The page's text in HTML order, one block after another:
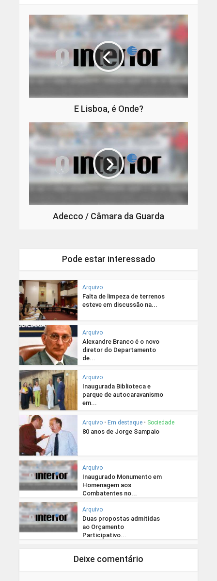
E Lisboa, é Onde?
Adecco / Câmara da Guarda
Pode estar interessado
Arquivo
Falta de limpeza de terrenos
esteve em discussão na...
Arquivo
Alexandre Branco é o novo
diretor do Departamento
de...
Arquivo
Inaugurada Biblioteca e
parque de autocaravanismo
em...
Arquivo • Em destaque • Sociedade
80 anos de Jorge Sampaio
Arquivo
Inaugurado Monumento em
Homenagem aos
Combatentes no...
Arquivo
Duas propostas admitidas
ao Orçamento
Participativo...
Deixe comentário